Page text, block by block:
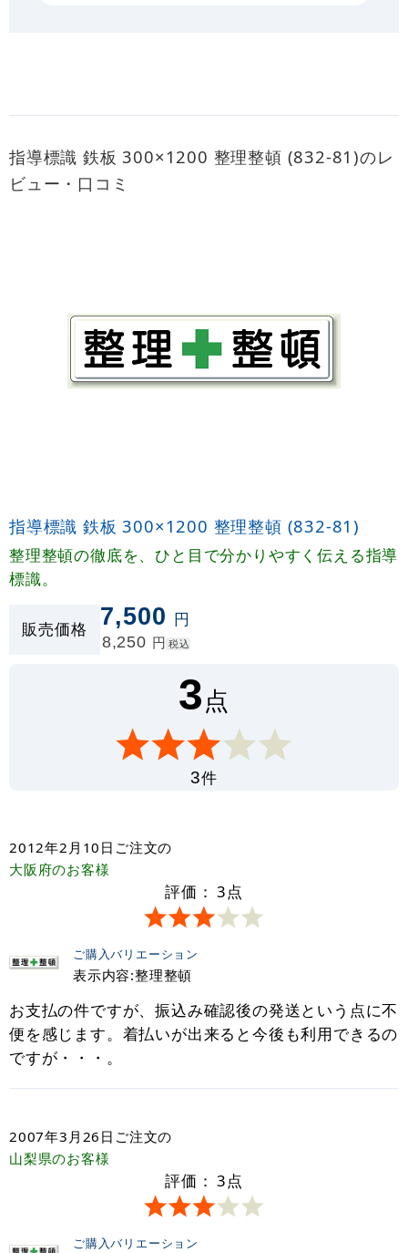
指導標識 鉄板 300×1200 整理整頓 (832-81)のレ
ビュー・口コミ
指導標識 鉄板 300×1200 整理整頓 (832-81)
整理整頓の徹底を、ひと目で分かりやすく伝える指導
標識。
販売価格 7,500 円
8,250 円 税込
3点
3件
2012年2月10日 ご注文の
大阪府のお客様
評価： 3点
ご購入バリエーション
表示内容:整理整頓
お支払の件ですが、振込み確認後の発送という点に不
便を感じます。着払いが出来ると今後も利用できるの
ですが・・・。
2007年3月26日 ご注文の
山梨県のお客様
評価： 3点
ご購入バリエーション